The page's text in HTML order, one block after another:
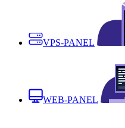
VPS-PANEL
WEB-PANEL